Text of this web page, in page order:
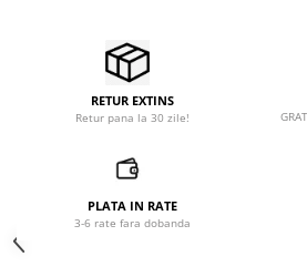
Studio si inregistrari
Accesorii de microfoane
Accesorii de rack
Controllere MIDI - USB DAW
Controllere monitoare de studio
Convertoare AD/DA
RETUR EXTINS
Retur pana la 30 zile!
PLATA IN RATE
3-6 rate fara dobanda